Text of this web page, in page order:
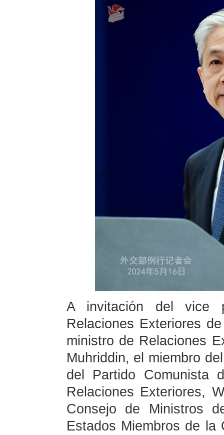
A invitación del vice
Relaciones Exteriores
ministro de Relaciones
Muhriddin, el miembro
del Partido Comunista
Relaciones Exteriores,
Consejo de Ministros
Estados Miembros de la